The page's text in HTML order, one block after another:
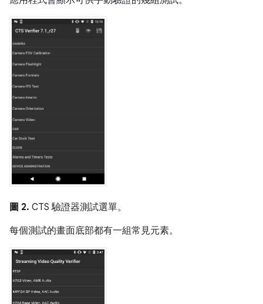
圖 2. CTS 驗證器測試選單。
每個測試的畫面底部都有一組常見元素。